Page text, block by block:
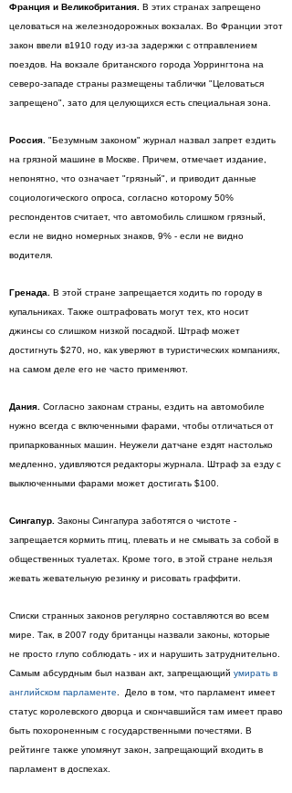
Франция и Великобритания. В этих странах запрещено
целоваться на железнодорожных вокзалах. Во Франции этот
закон ввели в1910 году из-за задержки с отправлением
поездов. На вокзале британского города Уоррингтона на
северо-западе страны размещены таблички "Целоваться
запрещено", зато для целующихся есть специальная зона.
Россия. "Безумным законом" журнал назвал запрет ездить
на грязной машине в Москве. Причем, отмечает издание,
непонятно, что означает "грязный", и приводит данные
социологического опроса, согласно которому 50%
респондентов считает, что автомобиль слишком грязный,
если не видно номерных знаков, 9% - если не видно
водителя.
Гренада.
В этой стране запрещается ходить по городу в
купальниках. Также оштрафовать могут тех, кто носит
джинсы со слишком низкой посадкой. Штраф может
достигнуть $270, но, как уверяют в туристических компаниях,
на самом деле его не часто применяют.
Дания. Согласно законам страны, ездить на автомобиле
нужно всегда с включенными фарами, чтобы отличаться от
припаркованных машин. Неужели датчане ездят настолько
медленно, удивляются редакторы журнала. Штраф за езду с
выключенными фарами может достигать $100.
Сингапур. Законы Сингапура заботятся о чистоте -
запрещается кормить птиц, плевать и не смывать за собой в
общественных туалетах. Кроме того, в этой стране нельзя
жевать жевательную резинку и рисовать граффити.
Списки странных законов регулярно составляются во всем
мире. Так, в 2007 году британцы назвали законы, которые
не просто глупо соблюдать - их и нарушить затруднительно.
Самым абсурдным был назван акт, запрещающий умирать в
английском парламенте . Дело в том, что парламент имеет
статус королевского дворца и скончавшийся там имеет право
быть похороненным с государственными почестями. В
рейтинге также упомянут закон, запрещающий входить в
парламент в доспехах.